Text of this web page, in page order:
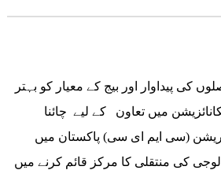
کی پیداوار اور بیج کے معیار کو بہتر
میں تعاون کے لیے چائنا
(سی ایم ای سی) پاکستان میں
کی منتقلی کا مرکز قائم کرنے میں